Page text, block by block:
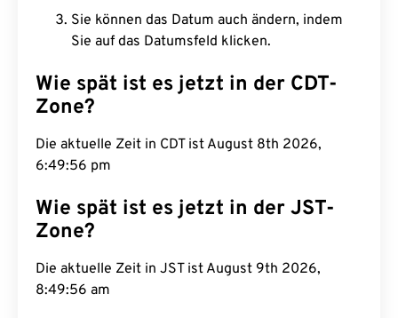
Sie können das Datum auch ändern, indem
Sie auf das Datumsfeld klicken.
Wie spät ist es jetzt in der CDT-
Zone?
Die aktuelle Zeit in CDT ist August 8th 2026,
6:49:57 pm
Wie spät ist es jetzt in der JST-
Zone?
Die aktuelle Zeit in JST ist August 9th 2026,
8:49:57 am